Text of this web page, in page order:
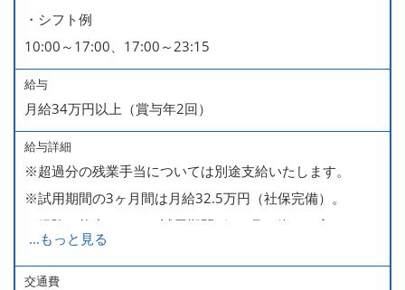
率100％ ＊2023～2025年実績）
・シフト例
10:00～17:00、17:00～23:15
給与
月給34万円以上（賞与年2回）
給与詳細
※超過分の残業手当については別途支給いたします。
※試用期間の3ヶ月間は月給32.5万円（社保完備）。
経験・能力により、試用期間が1ヶ月で終わる方もいま
す。
※上記月給には、一律支給のみなし残業手当（月65時間
...もっと見る
交通費